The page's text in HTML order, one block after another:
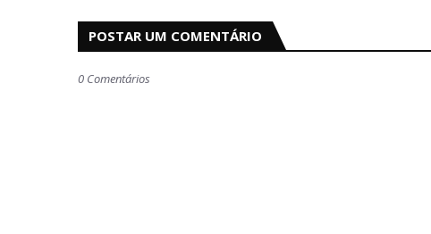
POSTAR UM COMENTÁRIO
0 Comentários